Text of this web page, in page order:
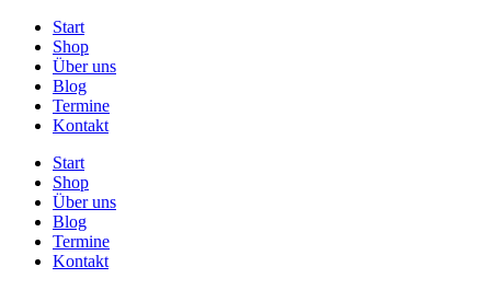
Start
Shop
Über uns
Blog
Termine
Kontakt
Start
Shop
Über uns
Blog
Termine
Kontakt